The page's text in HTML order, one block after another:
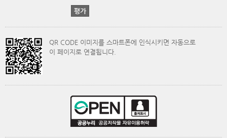
QR CODE 이미지를 스마트폰에 인식시키면 자동으로
이 페이지로 연결됩니다.